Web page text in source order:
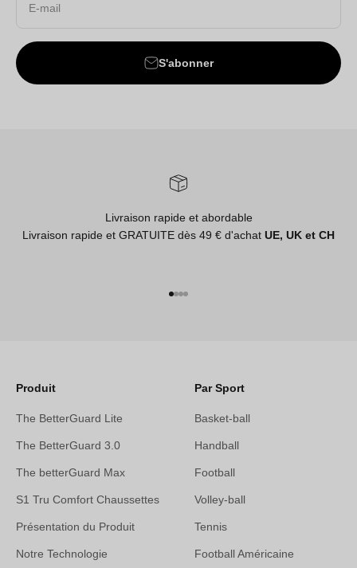
E-mail
S'abonner
Livraison rapide et abordable
Livraison rapide et GRATUITE dès 49 € d'achat UE, UK et CH
Produit
The BetterGuard Lite
The BetterGuard 3.0
The betterGuard Max
S1 Tru Comfort Chaussettes
Présentation du Produit
Notre Technologie
Par Sport
Basket-ball
Handball
Football
Volley-ball
Tennis
Football Américaine